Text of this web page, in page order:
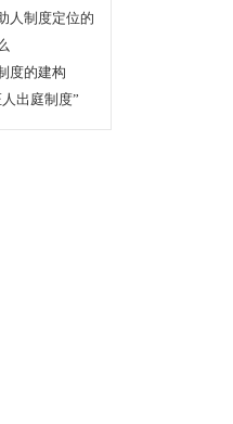
人制度定位的
度的建构
出庭制度”